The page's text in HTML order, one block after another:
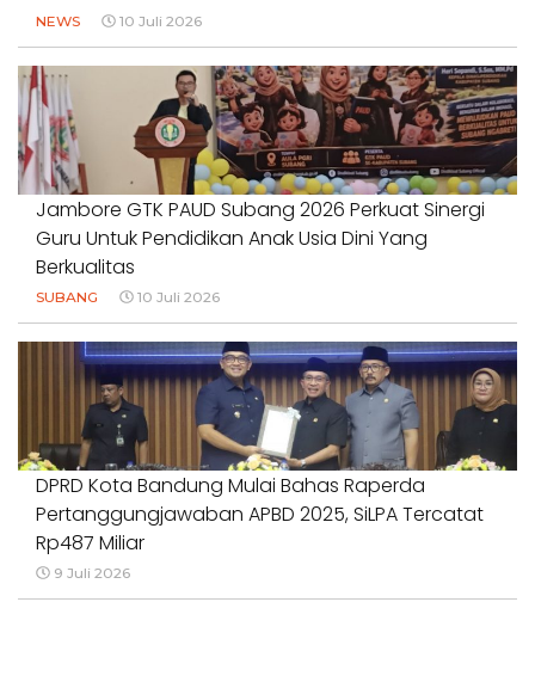
NEWS 10 Juli 2026
Jambore GTK PAUD Subang 2026 Perkuat Sinergi
Guru Untuk Pendidikan Anak Usia Dini Yang
Berkualitas
SUBANG 10 Juli 2026
DPRD Kota Bandung Mulai Bahas Raperda
Pertanggungjawaban APBD 2025, SiLPA Tercatat
Rp487 Miliar
9 Juli 2026